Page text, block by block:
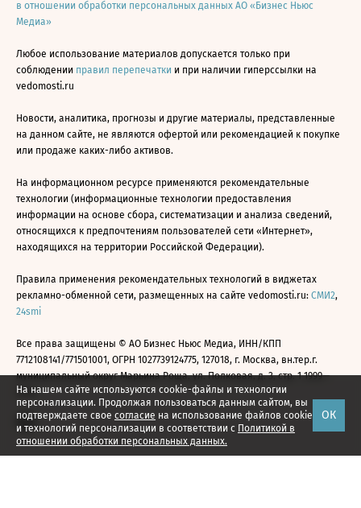
На нашем сайте используются cookie-файлы и технологии
персонализации. Продолжая пользоваться данным сайтом, вы
подтверждаете свое согласие на использование файлов cookie
и технологий персонализации в соответствии с Политикой в
отношении обработки персональных данных.
ОК
в отношении обработки персональных данных АО «Бизнес Ньюс
Медиа»
Любое использование материалов допускается только при
соблюдении правил перепечатки и при наличии гиперссылки на
vedomosti.ru
Новости, аналитика, прогнозы и другие материалы, представленные
на данном сайте, не являются офертой или рекомендацией к покупке
или продаже каких-либо активов.
На информационном ресурсе применяются рекомендательные
технологии (информационные технологии предоставления
информации на основе сбора, систематизации и анализа сведений,
относящихся к предпочтениям пользователей сети «Интернет»,
находящихся на территории Российской Федерации).
Правила применения рекомендательных технологий в виджетах
рекламно-обменной сети, размещенных на сайте vedomosti.ru: СМИ2,
24smi
Все права защищены © АО Бизнес Ньюс Медиа, ИНН/КПП
7712108141/771501001, ОГРН 1027739124775, 127018, г. Москва, вн.тер.г.
муниципальный округ Марьина Роща, ул. Полковая, д. 3, стр. 1 1999—
2026